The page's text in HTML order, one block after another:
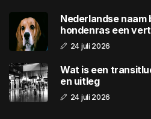
Nederlandse
hondenras een
24 juli 2026
Wat is een
en uitleg
24 juli 2026